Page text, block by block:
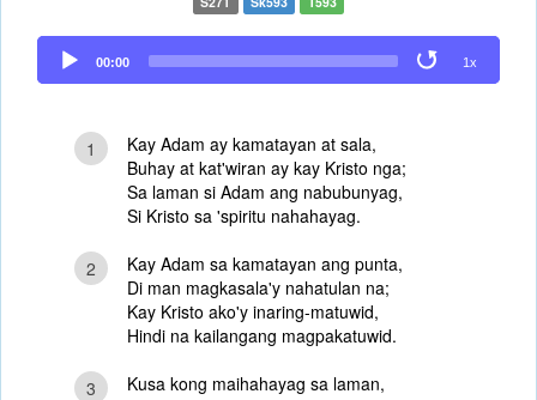
Audio
Player
00:00 1x
1
Kay Adam ay kamatayan at sala,
Buhay at kat'wiran ay kay Kristo nga;
Sa laman si Adam ang nabubunyag,
Si Kristo sa 'spiritu nahahayag.
2
Kay Adam sa kamatayan ang punta,
Di man magkasala'y nahatulan na;
Kay Kristo ako'y inaring-matuwid,
Hindi na kailangang magpakatuwid.
3
Kusa kong maihahayag sa laman,